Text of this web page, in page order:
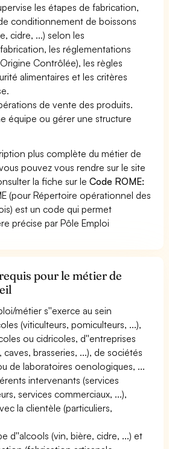
les étapes de fabrication,
conditionnement de boissons
cidre, ...) selon les
les réglementations
Contrôlée), les règles
alimentaires et les critères
de vente des produits.
équipe ou gérer une structure
plus complète du métier de
pouvez vous rendre sur le site
la fiche sur leCode ROME:
(pour Répertoire opérationnel des
est un code qui permet
précise par Pôle Emploi
pour le métier de
métier s''exerce au sein
(viticulteurs, pomiculteurs, ...),
ou cidricoles, d''entreprises
caves, brasseries, ...), de sociétés
de laboratoires oenologiques, ...
intervenants (services
services commerciaux, ...),
la clientèle (particuliers,
d''alcools (vin, bière, cidre, ...) et